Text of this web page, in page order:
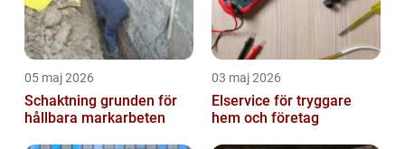
05 maj 2026
Schaktning grunden för
hållbara markarbeten
03 maj 2026
Elservice för tryggare
hem och företag